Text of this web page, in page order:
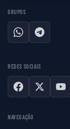
GRUPOS
WhatsAppTelegram
REDES SOCIAIS
Facebook
X
NAVEGAÇÃO